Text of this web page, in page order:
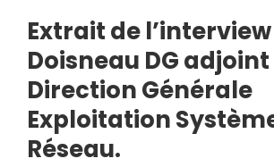
Extrait de
Doisneau DG adjoint
Direction Générale
Exploitation
Réseau.
Search
for: